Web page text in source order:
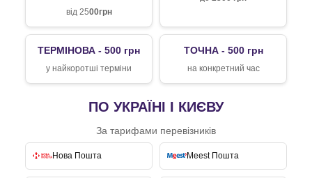
від 2500грн
ТЕРМІНОВА - 500 грн
у найкоротші терміни
ТОЧНА - 500 грн
на конкретний час
ПО УКРАЇНІ І КИЄВУ
За тарифами перевізників
Нова Пошта Meest Пошта